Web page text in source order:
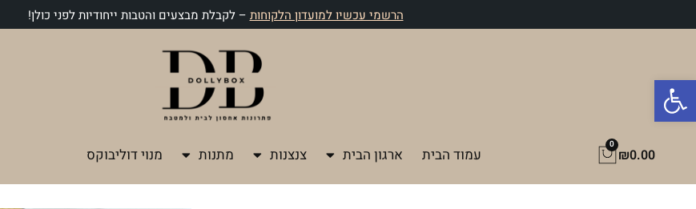
פתח סרגל נגישות
לתוכן
הרשמי עכשיו למועדון הלקוחות – לקבלת מבצעים והטבות ייחודיות לפני כולן!
₪0.00
0
עגלת
קניות
עמוד הבית ארגון הבית צנצנות מתנות מנוי דוליבוקס